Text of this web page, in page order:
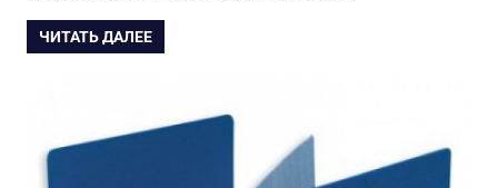
ЧИТАТЬ ДАЛЕЕ